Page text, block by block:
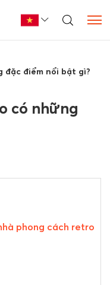
đặc điểm nổi bật gì?
có những
phong cách retro